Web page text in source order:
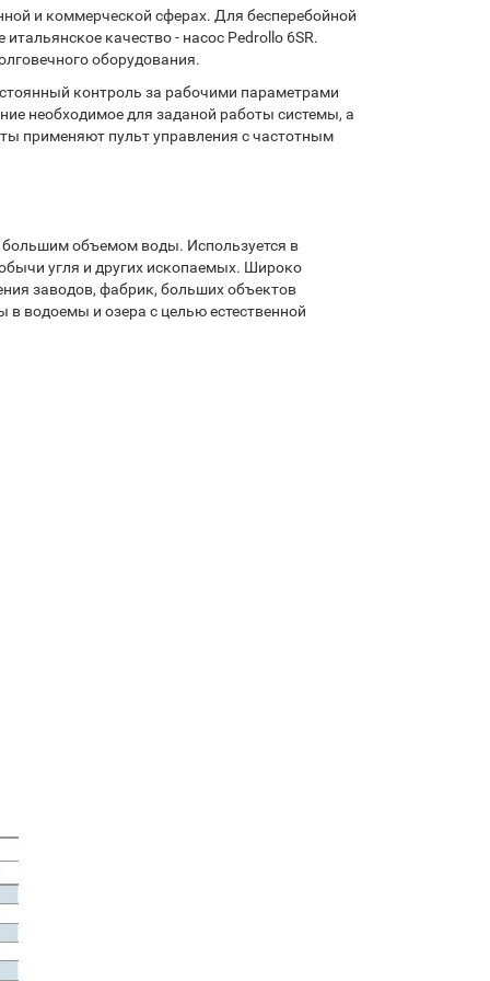
и коммерческой сферах. Для бесперебойной
качество - насос Pedrollo 6SR.
оборудования.
контроль за рабочими параметрами
необходимое для заданой работы системы, а
применяют пульт управления с частотным
объемом воды. Используется в
угля и других ископаемых. Широко
заводов, фабрик, больших объектов
водоемы и озера с целью естественной